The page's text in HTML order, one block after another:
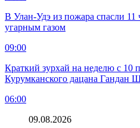
В Улан-Удэ из пожара спасли 11
угарным газом
09:00
Краткий зурхай на неделю с 10
Курумканского дацана Гандан
06:00
09.08.2026